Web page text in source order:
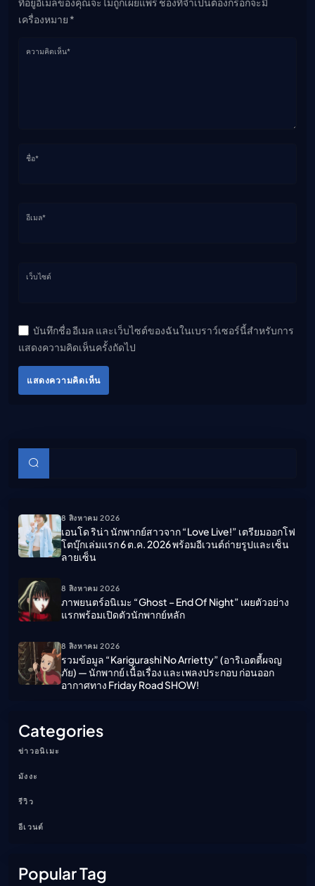
เครื่องหมาย *
ความคิดเห็น*
ชื่อ*
อีเมล*
เว็บไซต์
บันทึกชื่อ อีเมล และเว็บไซต์ของฉันในเบราว์เซอร์นี้สำหรับการ
แสดงความคิดเห็นครั้งถัดไป
แสดงความคิดเห็น
บทความย่อย
8 สิงหาคม 2026
เอนโด ริน่า นักพากย์สาวจาก “Love Live!” เตรียมออกโฟ
โตบุ๊กเล่มแรก 6 ต.ค. 2026 พร้อมอีเวนต์ถ่ายรูปและเซ็น
ลายเซ็น
8 สิงหาคม 2026
ภาพยนตร์อนิเมะ “ghost – End Of Night” เผยตัวอย่าง
แรกพร้อมเปิดตัวนักพากย์หลัก
8 สิงหาคม 2026
รวมข้อมูล “Karigurashi No Arrietty” (อาริเอตตี้ผจญ
ภัย) — นักพากย์ เนื้อเรื่อง และเพลงประกอบ ก่อนออก
อากาศทาง Friday Road SHOW!
Categories
ข่าวอนิเมะ
มังงะ
รีวิว
อีเวนต์
Popular Tag